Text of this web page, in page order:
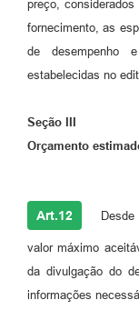
preço,
fornecimento, as
de desempenho
estabelecidas no
Seção III
Orçamento
Art.12
valor máximo
da divulgação do
informações